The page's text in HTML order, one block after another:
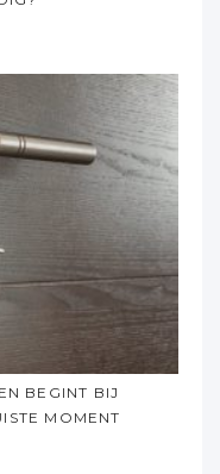
BEGINT BIJ
MOMENT